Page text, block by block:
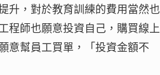
升，對於教育訓練的費用當然也
程師也願意投資自己，購買線上
意幫員工買單，「投資金額不